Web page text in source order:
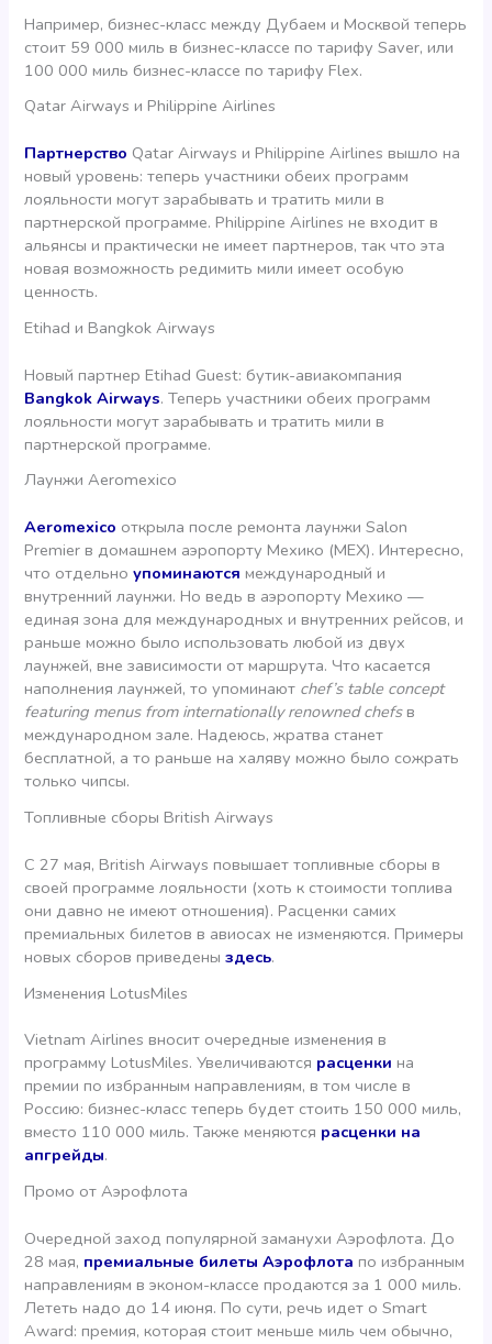
Например, бизнес-класс между Дубаем и Москвой теперь
стоит 59 000 миль в бизнес-классе по тарифу Saver, или
100 000 миль бизнес-классе по тарифу Flex.
Qatar Airways и Philippine Airlines
Партнерство Qatar Airways и Philippine Airlines вышло на
новый уровень: теперь участники обеих программ
лояльности могут зарабывать и тратить мили в
партнерской программе. Philippine Airlines не входит в
альянсы и практически не имеет партнеров, так что эта
новая возможность редимить мили имеет особую
ценность.
Etihad и Bangkok Airways
Новый партнер Etihad Guest: бутик-авиакомпания
Bangkok Airways. Теперь участники обеих программ
лояльности могут зарабывать и тратить мили в
партнерской программе.
Лаунжи Aeromexico
Aeromexico открыла после ремонта лаунжи Salon
Premier в домашнем аэропорту Мехико (MEX). Интересно,
что отдельноупоминаются международный и
внутренний лаунжи. Но ведь в аэропорту Мехико —
единая зона для международных и внутренних рейсов, и
раньше можно было использовать любой из двух
лаунжей, вне зависимости от маршрута. Что касается
наполнения лаунжей, то упоминают chef’s table concept
featuring menus from internationally renowned chefsв
международном зале. Надеюсь, жратва станет
бесплатной, а то раньше на халяву можно было сожрать
только чипсы.
Топливные сборы British Airways
C 27 мая, British Airways повышает топливные сборы в
своей программе лояльности (хоть к стоимости топлива
они давно не имеют отношения). Расценки самих
премиальных билетов в авиосах не изменяются. Примеры
новых сборов приведеныздесь.
Изменения LotusMiles
Vietnam Airlines вносит очередные изменения в
программу LotusMiles. Увеличиваются расценкина
премии по избранным направлениям, в том числе в
Россию: бизнес-класс теперь будет стоить 150 000 миль,
вместо 110 000 миль. Также меняются расценки на
апгрейды.
Промо от Аэрофлота
Очередной заход популярной заманухи Аэрофлота. До
28 мая, премиальные билеты Аэрофлота по избранным
направлениям в эконом-классе продаются за 1 000 миль.
Лететь надо до 14 июня. По сути, речь идет о Smart
Award: премия, которая стоит меньше миль чем обычно,